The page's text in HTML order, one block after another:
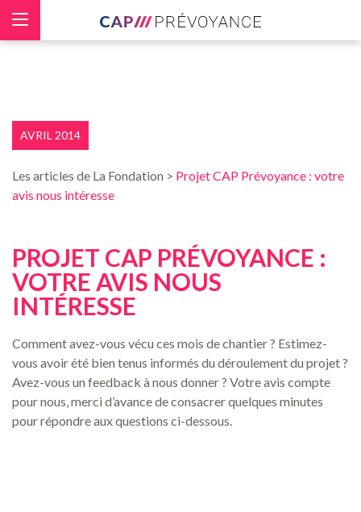
AVRIL 2014
Les articles de La Fondation > Projet CAP Prévoyance : votre
avis nous intéresse
PROJET CAP PRÉVOYANCE :
VOTRE AVIS NOUS
INTÉRESSE
Comment avez-vous vécu ces mois de chantier ? Estimez-
vous avoir été bien tenus informés du déroulement du projet ?
Avez-vous un feedback à nous donner ? Votre avis compte
pour nous, merci d’avance de consacrer quelques minutes
pour répondre aux questions ci-dessous.
Panneau de gestion des cookies